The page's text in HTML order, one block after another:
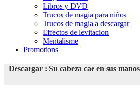
Libros y DVD
Trucos de magia para niños
Trucos de magia a descargar
Effectos de levitacion
Mentalisme
Promotions
Descargar : Su cabeza cae en sus manos